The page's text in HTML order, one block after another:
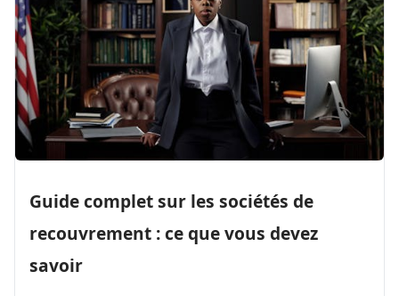
Guide complet sur les sociétés de
recouvrement : ce que vous devez
savoir